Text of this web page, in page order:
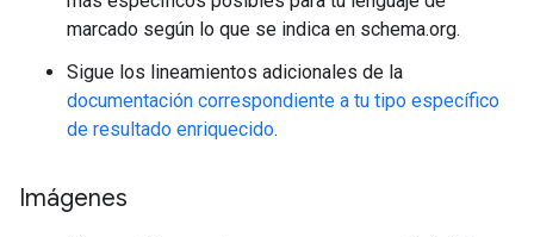
marcado según lo que se indica en schema.org.
Sigue los lineamientos adicionales de la
documentación correspondiente a tu tipo específico
de resultado enriquecido.
Imágenes